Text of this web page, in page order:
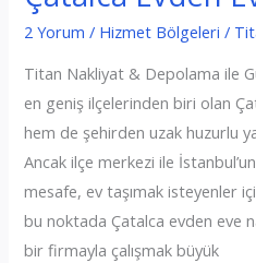
2 Yorum / Hizmet Bölgeleri /
Titan Nakliyat & Depolama ile
en geniş ilçelerinden biri olan
hem de şehirden uzak huzurlu
Ancak ilçe merkezi ile
mesafe, ev taşımak isteyenler
bu noktada Çatalca evden eve
bir firmayla çalışmak büyük